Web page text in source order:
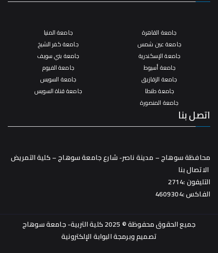
جامعة القاهرة
جامعة عين شمس
جامعة الإسكندرية
جامعة أسيوط
جامعة الزقازيق
جامعة طنطا
جامعة المنصورة
جامعة المنيا
جامعة كفر الشيخ
جامعة بني سويف
جامعة الفيوم
جامعة السويس
جامعة قناة السويس
اتصل بنا
محافظة سوهاج – مدينة ناصر- شارع جامعة سوهاج – كلية التمريض
الاتصال بنا
التليفون :2714
الفاكس :4609304
جميع الحقوق محفوظة © 2025 كلية التربية- جامعة سوهاج
تصميم وبرمجةالبوابة الإلكترونية